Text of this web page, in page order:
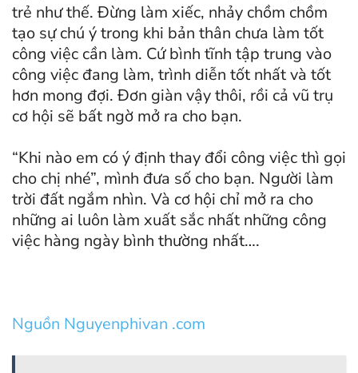
trẻ như thế. Đừng làm xiếc, nhảy chồm chồm
tạo sự chú ý trong khi bản thân chưa làm tốt
công việc cần làm. Cứ bình tĩnh tập trung vào
công việc đang làm, trình diễn tốt nhất và tốt
hơn mong đợi. Đơn giàn vậy thôi, rồi cả vũ trụ
cơ hội sẽ bất ngờ mở ra cho bạn.
“Khi nào em có ý định thay đổi công việc thì gọi
cho chị nhé”, mình đưa số cho bạn. Người làm
trời đất ngắm nhìn. Và cơ hội chỉ mở ra cho
những ai luôn làm xuất sắc nhất những công
việc hàng ngày bình thường nhất….
Nguồn Nguyenphivan .com